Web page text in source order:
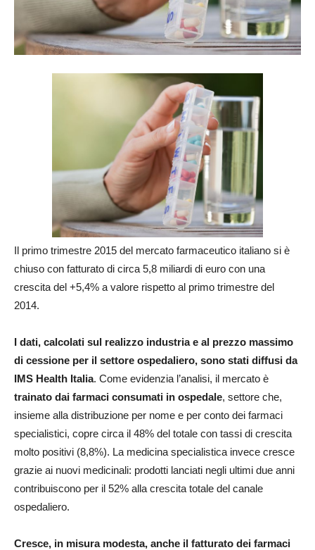
Il primo trimestre 2015 del mercato farmaceutico italiano si è
chiuso con fatturato di circa 5,8 miliardi di euro con una
crescita del +5,4% a valore rispetto al primo trimestre del
2014.
I dati, calcolati sul realizzo industria e al prezzo massimo
di cessione per il settore ospedaliero, sono stati diffusi da
IMS Health Italia. Come evidenzia l’analisi, il mercato è
trainato dai farmaci consumati in ospedale, settore che,
insieme alla distribuzione per nome e per conto dei farmaci
specialistici, copre circa il 48% del totale con tassi di crescita
molto positivi (8,8%). La medicina specialistica invece cresce
grazie ai nuovi medicinali: prodotti lanciati negli ultimi due anni
contribuiscono per il 52% alla crescita totale del canale
ospedaliero.
Cresce, in misura modesta, anche il fatturato dei farmaci